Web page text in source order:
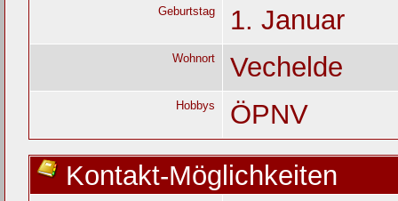
Geburtstag 1. Januar
Wohnort Vechelde
Hobbys
ÖPNV
Kontakt-Möglichkeiten